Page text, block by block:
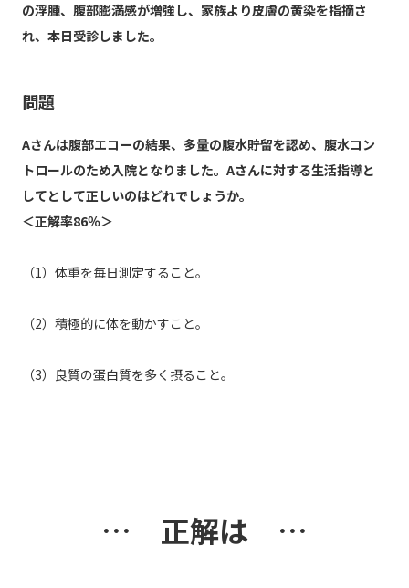
の浮腫、腹部膨満感が増強し、家族より皮膚の黄染を指摘さ
れ、本日受診しました。
問題
Aさんは腹部エコーの結果、多量の腹水貯留を認め、腹水コン
トロールのため入院となりました。Aさんに対する生活指導と
してとして正しいのはどれでしょうか。
＜正解率86％＞
（1）体重を毎日測定すること。
（2）積極的に体を動かすこと。
（3）良質の蛋白質を多く摂ること。
… 正解は …